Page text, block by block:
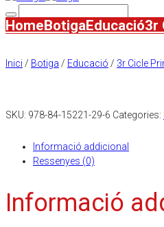
HomeBotigaEducació3r
Inici / Botiga / Educació / 3r Cicle
SKU: 978-84-15221-29-6 Categories:
Informació addicional
Ressenyes (0)
Informació